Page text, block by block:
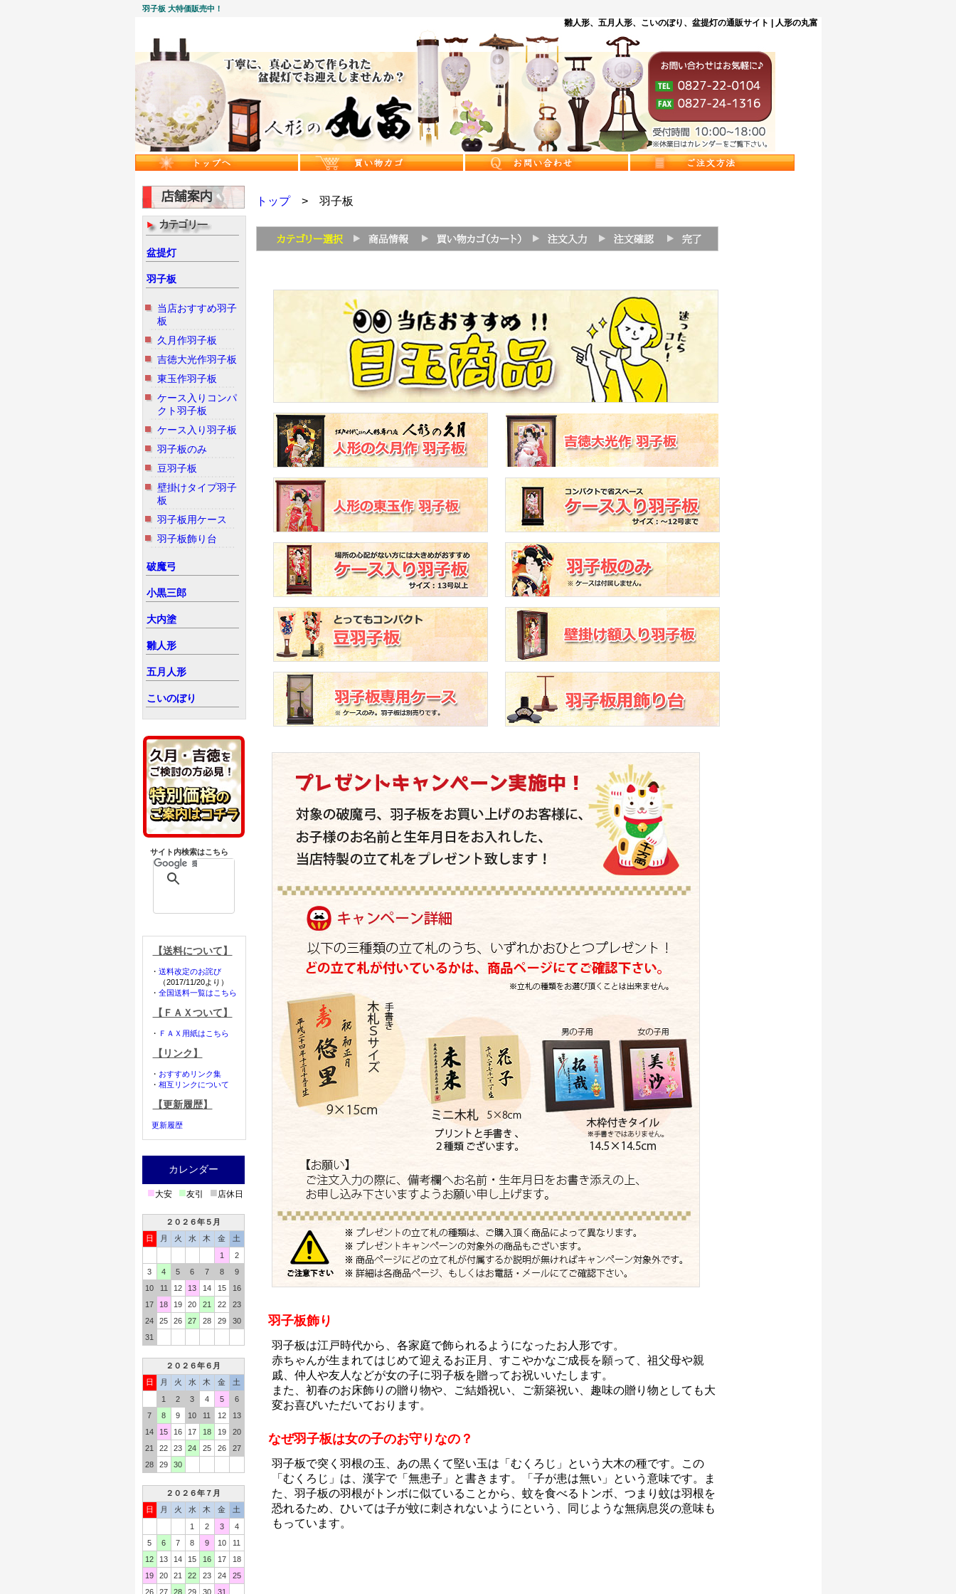
羽子板 大特価販売中！
雛人形、五月人形、こいのぼり、盆提灯の通販サイト | 人形の丸富
盆提灯
羽子板
当店おすすめ羽子
板
久月作羽子板
吉徳大光作羽子板
東玉作羽子板
ケース入りコンパ
クト羽子板
ケース入り羽子板
羽子板のみ
豆羽子板
壁掛けタイプ羽子
板
羽子板用ケース
羽子板飾り台
破魔弓
小黒三郎
大内塗
雛人形
五月人形
こいのぼり
サイト内検索はこちら
【送料について】
・ 送料改定のお詫び
（2017/11/20より）
・ 全国送料一覧はこちら
【ＦＡＸついて】
・ ＦＡＸ用紙はこちら
【リンク】
・ おすすめリンク集
・ 相互リンクについて
【更新履歴】
更新履歴
カレンダー
■大安 ■友引 ■店休日
２０２６年５月
日
月 火 水 木 金
土
1
2
3
4 5 6 7 8
9
10
11 12 13 14 15
16
17
18 19 20 21 22
23
24
25 26 27 28 29
30
31
２０２６年６月
日
月 火 水 木 金
土
1
2 3 4 5
6
7
8 9 10 11 12
13
14
15 16 17 18 19
20
21
22 23 24 25 26
27
28
29 30
２０２６年７月
日
月 火 水 木 金
土
1
2 3
4
5
6 7 8 9 10
11
12
13 14 15 16 17
18
19
20 21 22 23 24
25
26
27 28 29 30 31
トップ> 羽子板
羽子板飾り
羽子板は江戸時代から、各家庭で飾られるようになったお人形です。
赤ちゃんが生まれてはじめて迎えるお正月、すこやかなご成長を願って、祖父母や親
戚、仲人や友人などが女の子に羽子板を贈ってお祝いいたします。
また、初春のお床飾りの贈り物や、ご結婚祝い、ご新築祝い、趣味の贈り物としても大
変お喜びいただいております。
なぜ羽子板は女の子のお守りなの？
羽子板で突く羽根の玉、あの黒くて堅い玉は「むくろじ」という大木の種です。この
「むくろじ」は、漢字で「無患子」と書きます。「子が患は無い」という意味です。ま
た、羽子板の羽根がトンボに似ていることから、蚊を食べるトンボ、つまり蚊は羽根を
恐れるため、ひいては子が蚊に刺されないようにという、同じような無病息災の意味も
もっています。